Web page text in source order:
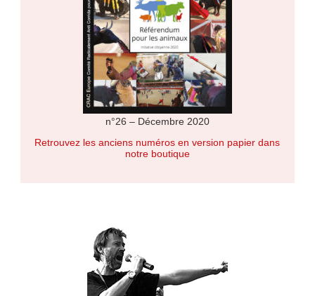
n°26 – Décembre 2020
Retrouvez les anciens numéros en version papier dans
notre boutique